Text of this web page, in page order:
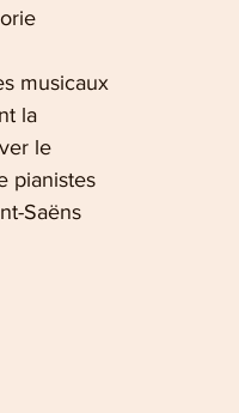
catégorie
musicaux
la
le
pianistes
Saëns